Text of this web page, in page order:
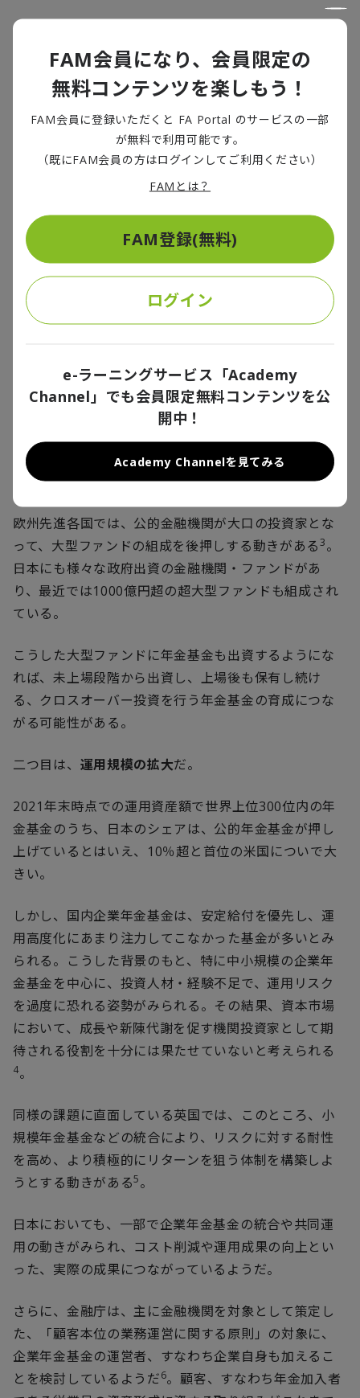
上場前から投資しやすい環境整備、運用規
模の拡大、運用商品の拡充が有効
年金基金をスタートアップ投資に誘導するために有効な施策の
上場前から投資しやすい環境整備
への出資を通じて、未上場段階からスタートアップ特
有の事業・財務構造に基づいた企業価値評価の手法を
身に付けるのが肝要だと考えられる。
日本においてVCへの出資が進まない背景には、10億円
単位で投資先を選定する機関投資家が投資可能な、
100
億円超の大型ファンドが少なく、投資しづらい状況が
最近では、一部のメガバンク・グループで、ユニコーン
創出を目指して、成長フェーズのスタートアップ向けの
し、こうしたファンドは現時点では傘下の銀行などグ
ループ企業中心の出資構造になっているようだ。
欧州先進各国では、公的金融機関が大口の投資家とな
って、大型ファンドの組成を後押しする動きがある3。
日本にも様々な政府出資の金融機関・ファンドがあ
り、最近では1000億円超の超大型ファンドも組成され
ている。
こうした大型ファンドに年金基金も出資するようにな
れば、未上場段階から出資し、上場後も保有し続け
る、クロスオーバー投資を行う年金基金の育成につな
がる可能性がある。
二つ目は、 運用規模の拡大だ。
2021年末時点での運用資産額で世界上位300位内の年
金基金のうち、日本のシェアは、公的年金基金が押し
上げているとはいえ、 10％超と首位の米国についで大
きい。
しかし、国内企業年金基金は、安定給付を優先し、運
用高度化にあまり注力してこなかった基金が多いとみ
られる。こうした背景のもと、特に中小規模の企業年
金基金を中心に、投資人材・経験不足で、運用リスク
を過度に恐れる姿勢がみられる。その結果、資本市場
において、成長や新陳代謝を促す機関投資家として期
待される役割を十分には果たせていないと考えられる
4。
同様の課題に直面している英国では、このところ、小
規模年金基金などの統合により、リスクに対する耐性
を高め、より積極的にリターンを狙う体制を構築しよ
うとする動きがある5。
日本においても、一部で企業年金基金の統合や共同運
用の動きがみられ、コスト削減や運用成果の向上とい
った、実際の成果につながっているようだ。
さらに、金融庁は、主に金融機関を対象として策定し
た、「顧客本位の業務運営に関する原則」の対象に、
企業年金基金の運営者、すなわち企業自身も加えるこ
とを検討しているようだ6。顧客、すなわち年金加入者
FAM会員になり、会員限定の
無料コンテンツを楽しもう！
FAM会員に登録いただくと FA Portal のサービスの一部
が無料で利用可能です。
（既にFAM会員の方はログインしてご利用ください）
FAMとは？
FAM登録(無料)
ログイン
e-ラーニングサービス「Academy
Channel」でも会員限定無料コンテンツを公
開中！
Academy Channelを見てみる